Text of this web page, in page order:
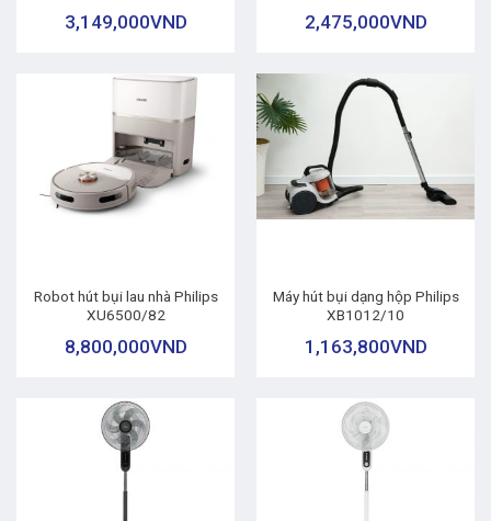
3,149,000VND 2,475,000VND
Robot hút bụi lau nhà Philips
XU6500/82
8,800,000VND
Máy hút bụi dạng hộp Philips
XB1012/10
1,163,800VND